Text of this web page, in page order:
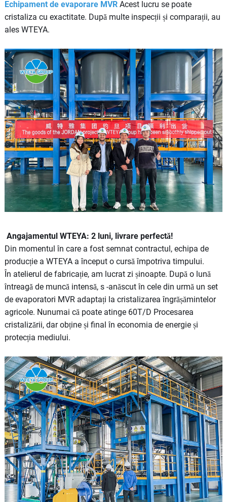
Echipament de evaporare MVRAcest lucru se poate
cristaliza cu exactitate. După multe inspecții și comparații, au
ales WTEYA.
Angajamentul WTEYA: 2 luni, livrare perfectă!
Din momentul în care a fost semnat contractul, echipa de
producție a WTEYA a început o cursă împotriva timpului.
În atelierul de fabricație, am lucrat zi șinoapte. După o lună
întreagă de muncă intensă, s -anăscut în cele din urmă un set
de evaporatori MVR adaptați la cristalizarea îngrășămintelor
agricole. Nunumai că poate atinge 60T/D Procesarea
cristalizării, dar obține și final în economia de energie și
protecția mediului.